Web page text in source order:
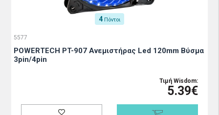
4 Πόντοι
5577
POWERTECH PT-907 Ανεμιστήρας Led 120mm Βύσμα
3pin/4pin
Τιμή Wisdom:
5.39€